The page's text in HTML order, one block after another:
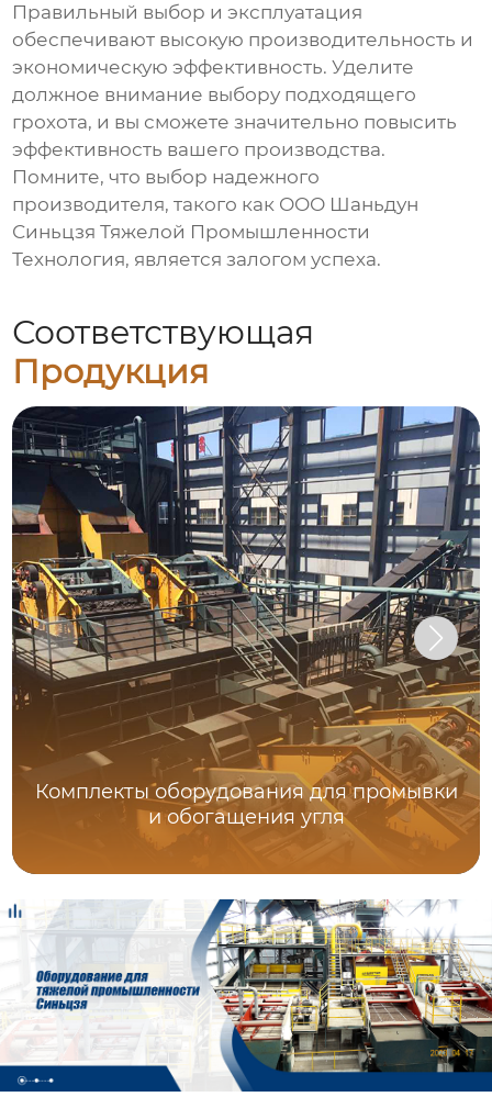
Правильный выбор и эксплуатация
обеспечивают высокую производительность и
экономическую эффективность. Уделите
должное внимание выбору подходящего
грохота, и вы сможете значительно повысить
эффективность вашего производства.
Помните, что выбор надежного
производителя, такого как ООО Шаньдун
Синьцзя Тяжелой Промышленности
Технология, является залогом успеха.
Соответствующая
Продукция
Комплекты оборудования для промывки
и обогащения угля